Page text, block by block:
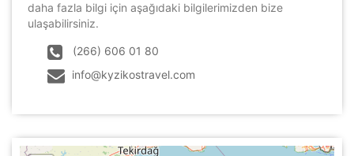
daha fazla bilgi için aşağıdaki bilgilerimizden bize
ulaşabilirsiniz.
(266) 606 01 80
info@kyzikostravel.com